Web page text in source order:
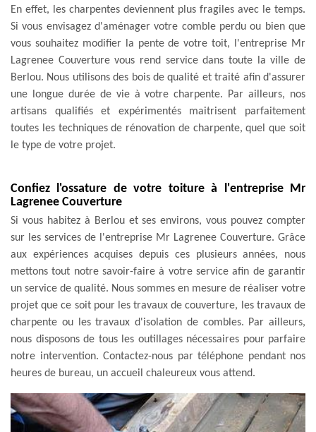
En effet, les charpentes deviennent plus fragiles avec le temps.
Si vous envisagez d'aménager votre comble perdu ou bien que
vous souhaitez modifier la pente de votre toit, l'entreprise Mr
Lagrenee Couverture vous rend service dans toute la ville de
Berlou. Nous utilisons des bois de qualité et traité afin d'assurer
une longue durée de vie à votre charpente. Par ailleurs, nos
artisans qualifiés et expérimentés maitrisent parfaitement
toutes les techniques de rénovation de charpente, quel que soit
le type de votre projet.
Confiez l'ossature de votre toiture à l'entreprise Mr
Lagrenee Couverture
Si vous habitez à Berlou et ses environs, vous pouvez compter
sur les services de l'entreprise Mr Lagrenee Couverture. Grâce
aux expériences acquises depuis ces plusieurs années, nous
mettons tout notre savoir-faire à votre service afin de garantir
un service de qualité. Nous sommes en mesure de réaliser votre
projet que ce soit pour les travaux de couverture, les travaux de
charpente ou les travaux d'isolation de combles. Par ailleurs,
nous disposons de tous les outillages nécessaires pour parfaire
notre intervention. Contactez-nous par téléphone pendant nos
heures de bureau, un accueil chaleureux vous attend.